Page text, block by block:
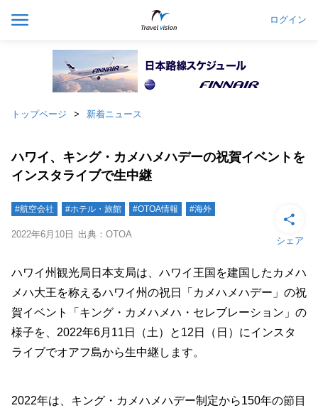
ログイン
トップページ 新着ニュース
ハワイ、キング・カメハメハデーの祝賀イベントを
インスタライブで生中継
#航空会社 #ホテル・旅館 #OTOA情報 #海外
2022年6月10日 出典：OTOA
シェア
ハワイ州観光局日本支局は、ハワイ王国を建国したカメハ
メハ大王を称えるハワイ州の祝日「カメハメハデー」の祝
賀イベント「キング・カメハメハ・セレブレーション」の
様子を、2022年6月11日（土）と12日（日）にインスタ
ライブでオアフ島から生中継します。
2022年は、キング・カメハメハデー制定から150年の節目